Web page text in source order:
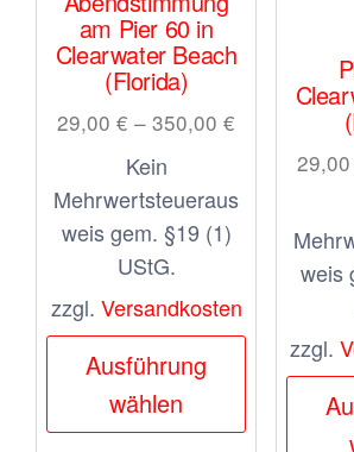
am Pier 60 in
Clearwater Beach
(Florida)
29,00€ –350,00€
Kein
Mehrwertsteueraus
weis gem. §19 (1)
UStG.
zzgl. Versandkosten
Ausführung
wählen
Dieses
Produkt
weist
29,00
weis
zzgl.